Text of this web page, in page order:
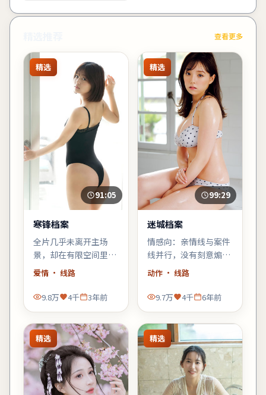
查看更多
精选
91:05
寒锋档案
全片几乎未离开主场
景，却在有限空间里堆
叠三代人的秘密——空
间即叙事，越往后越窒
息。
爱情· 线路
9.8万 4千 3年前
精选
99:29
迷城档案
情感向：亲情线与案件
线并行，没有刻意煽
情，却在车站告别那场
戏里让人鼻酸。
动作 · 线路
9.7万 4千 6年前
精选 精选